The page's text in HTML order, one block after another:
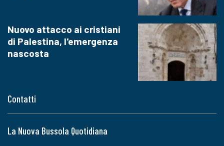
Contatti
La Nuova Bussola Quotidiana
Nuovo attacco ai cristiani
di Palestina, l'emergenza
nascosta